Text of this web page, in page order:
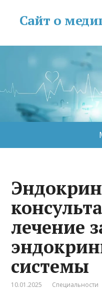
Сайт о
лечение
системы
10.01.2025 Специальности